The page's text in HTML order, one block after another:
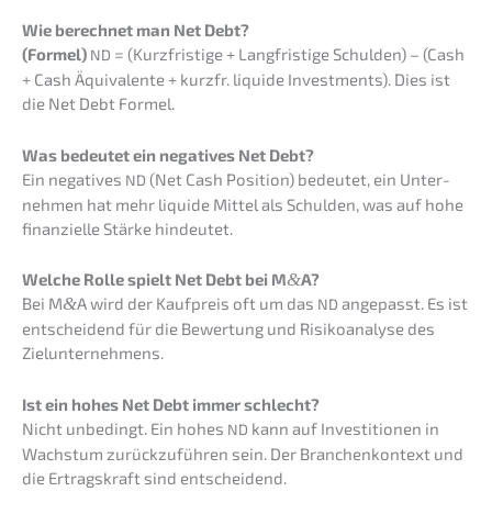
Wie berech­net man Net Debt?
(Formel) ND = (Kurzfris­ti­ge + Langfris­ti­ge Schul­den) – (Cash
+ Cash Äquiva­len­te + kurzfr. liqui­de Invest­ments). Dies ist
die Net Debt Formel.
Was bedeu­tet ein negati­ves Net Debt?
Ein negati­ves ND (Net Cash Positi­on) bedeu­tet, ein Unter­
neh­men hat mehr liqui­de Mittel als Schul­den, was auf hohe
finan­zi­el­le Stärke hindeutet.
Welche Rolle spielt Net Debt bei M&A?
Bei M&A wird der Kaufpreis oft um das ND angepasst. Es ist
entschei­dend für die Bewer­tung und Risiko­ana­ly­se des
Zielunternehmens.
Ist ein hohes Net Debt immer schlecht?
Nicht unbedingt. Ein hohes ND kann auf Inves­ti­tio­nen in
Wachs­tum zurück­zu­füh­ren sein. Der Branchen­kon­text und
die Ertrags­kraft sind entscheidend.